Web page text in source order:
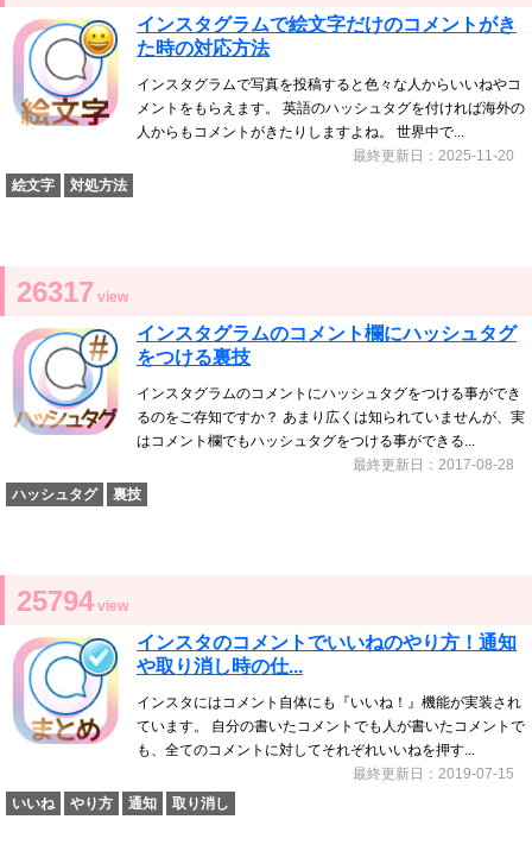
インスタグラムで絵文字だけのコメントがき
た時の対応方法
インスタグラムで写真を投稿すると色々な人からいいねやコ
メントをもらえます。 英語のハッシュタグを付ければ海外の
人からもコメントがきたりしますよね。 世界中で...
最終更新日：2025-11-20
絵文字
対処方法
26317 view
インスタグラムのコメント欄にハッシュタグ
をつける裏技
インスタグラムのコメントにハッシュタグをつける事ができ
るのをご存知ですか？ あまり広くは知られていませんが、実
はコメント欄でもハッシュタグをつける事ができる...
最終更新日：2017-08-28
ハッシュタグ
裏技
25794 view
インスタのコメントでいいねのやり方！通知
や取り消し時の仕...
インスタにはコメント自体にも『いいね！』機能が実装され
ています。 自分の書いたコメントでも人が書いたコメントで
も、全てのコメントに対してそれぞれいいねを押す...
最終更新日：2019-07-15
いいね
やり方 通知 取り消し